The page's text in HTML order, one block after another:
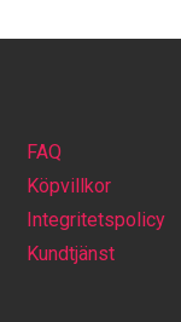
FAQ
Köpvillkor
Integritetspolicy
Kundtjänst